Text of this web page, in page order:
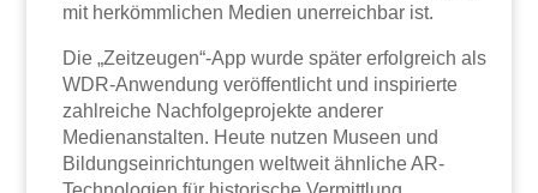
mit herkömmlichen Medien unerreichbar ist.
Die „Zeitzeugen“-App wurde später erfolgreich als
WDR-Anwendung veröffentlicht und inspirierte
zahlreiche Nachfolgeprojekte anderer
Medienanstalten. Heute nutzen Museen und
Bildungseinrichtungen weltweit ähnliche AR-